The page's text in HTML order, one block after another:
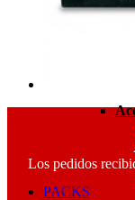
PACKS
Los pedidos